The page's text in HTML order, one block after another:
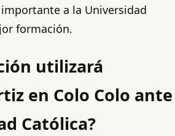
a la Universidad
formación.
utilizará
en Colo Colo ante
Católica?